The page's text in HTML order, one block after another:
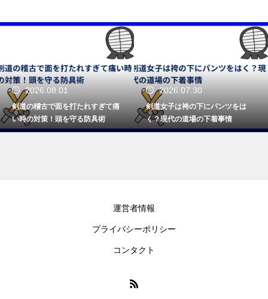
2026.08.01
剣道の稽古で面を打たれすぎて痛
い時の対策！頭を守る防具術
2026.07.30
剣道女子は袴の下にパンツをは
く？現代の道場の下着事情
運営者情報
プライバシーポリシー
コンタクト